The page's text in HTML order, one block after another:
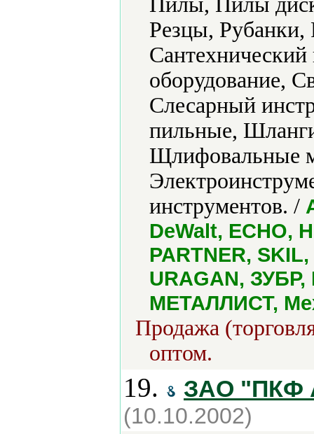
Резцы, Рубанки,
оборудование,
Слесарный
пильные,
Щлифовальные
инструментов. /
DeWalt, ECHO,
PARTNER,
URAGAN,
МЕТАЛЛИСТ,
Продажа
оптом.
19. ЗАО "ПКФ
(10.10.2002)